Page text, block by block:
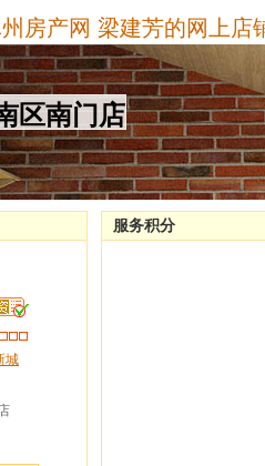
房产网 梁建芳的网上店
区南门店
城
服务积分